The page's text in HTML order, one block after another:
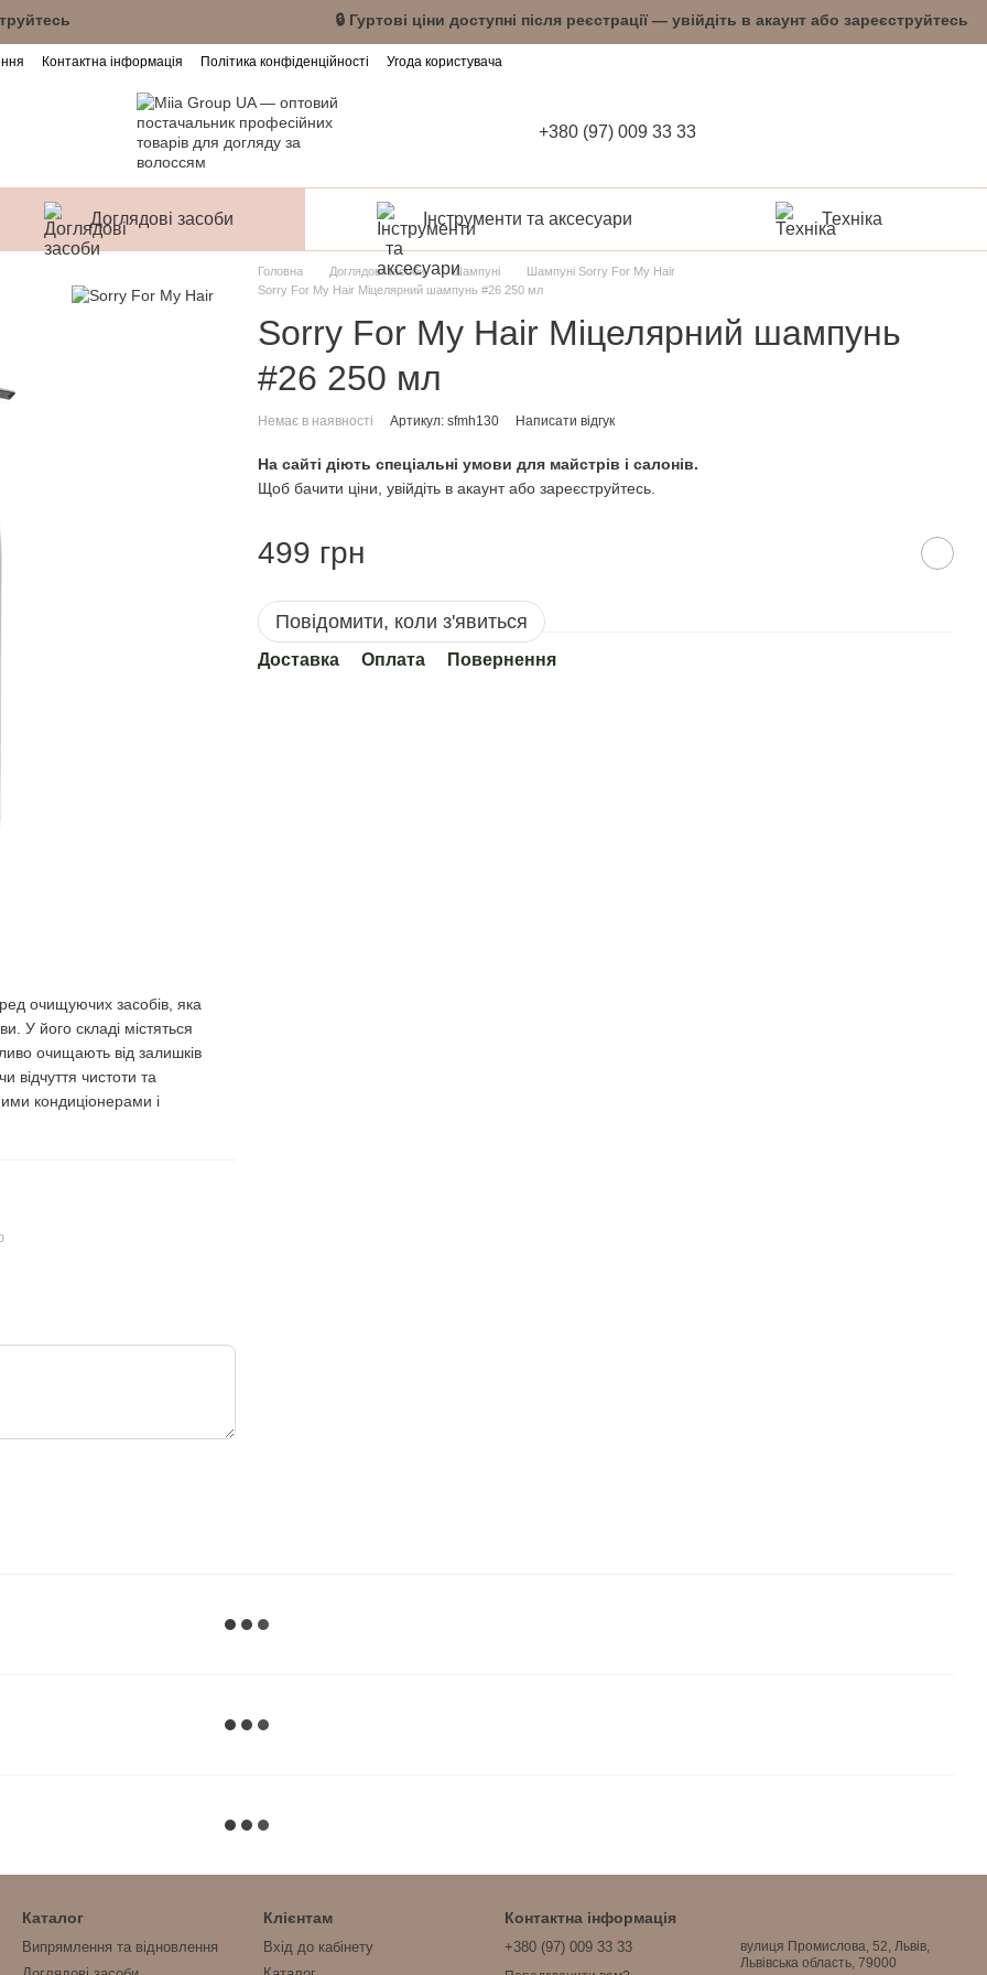
або зареєструйтесь 🔒 Гуртові ціни доступні після реєстрації — увійдіть в акаунт
Контактна інформація Політика конфіденційності Угода користувача
+380 (97) 009 33 33
Доглядові засоби Інструменти та аксесуари Техніка
очищуючих засобів, яка
У його складі містяться
очищають від залишків
відчуття чистоти та
кондиціонерами і
Головна Доглядові засоби Шампуні
Шампуні Sorry For My Hair
Sorry For My Hair Міцелярний шампунь #26 250 мл
Sorry For My Hair Міцелярний шампунь
#26 250 мл
Немає в наявності Артикул: sfmh130 Написати відгук
На сайті діють спеціальні умови для майстрів і салонів.
Щоб бачити ціни, увійдіть в акаунт або зареєструйтесь.
499 грн
Повідомити, коли з'явиться
Доставка Оплата Повернення
Каталог
Випрямлення та відновлення
Клієнтам
Вхід до кабінету
Контактна інформація
+380 (97) 009 33 33
вулиця Промислова, 52, Львів,
Львівська область, 79000